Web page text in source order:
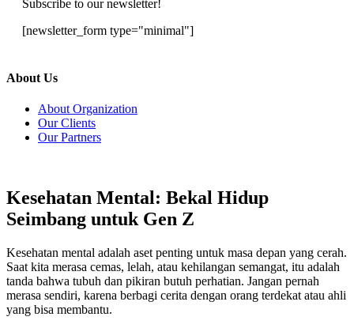
Subscribe to our newsletter!
[newsletter_form type="minimal"]
About Us
About Organization
Our Clients
Our Partners
Kesehatan Mental: Bekal Hidup
Seimbang untuk Gen Z
Kesehatan mental adalah aset penting untuk masa depan yang cerah.
Saat kita merasa cemas, lelah, atau kehilangan semangat, itu adalah
tanda bahwa tubuh dan pikiran butuh perhatian. Jangan pernah
merasa sendiri, karena berbagi cerita dengan orang terdekat atau ahli
yang bisa membantu.